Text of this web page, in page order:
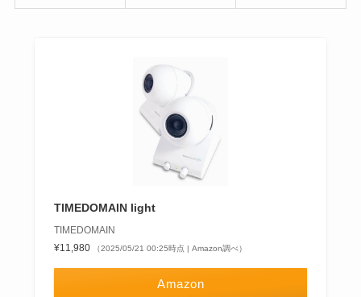
TIMEDOMAIN light
TIMEDOMAIN
¥11,980
（2025/05/21 00:25時点 | Amazon調べ）
Amazon